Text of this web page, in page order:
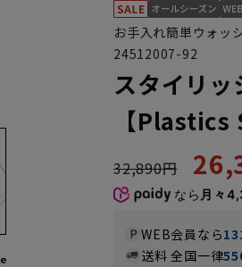
BE9 YA4
お手入れ簡単ウォッ
24512007-92
スタイリッ
【Plastics
32,890円
なら 月々
WEB会員なら
送料 全国一律